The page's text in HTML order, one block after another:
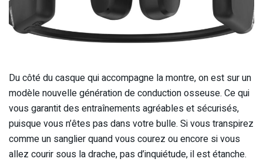
Du côté du casque qui accompagne la montre, on est sur un
modèle nouvelle génération de conduction osseuse. Ce qui
vous garantit des entraînements agréables et sécurisés,
puisque vous n’êtes pas dans votre bulle. Si vous transpirez
comme un sanglier quand vous courez ou encore si vous
allez courir sous la drache, pas d’inquiétude, il est étanche.